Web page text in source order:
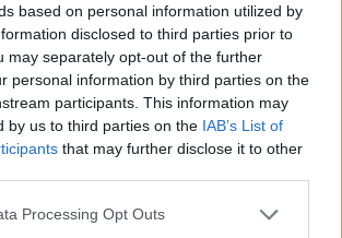
based on personal information utilized by
disclosed to third parties prior to
may separately opt-out of the further
personal information by third parties on the
participants. This information may
by us to third parties on the IAB’s List of
that may further disclose it to other
Processing Opt Outs
šiuo straipsniu
tik Lrytas registruoti vartotojai.
registruotų vartotojų
ir bendraukite komentaruose!
Rodyti komentarus